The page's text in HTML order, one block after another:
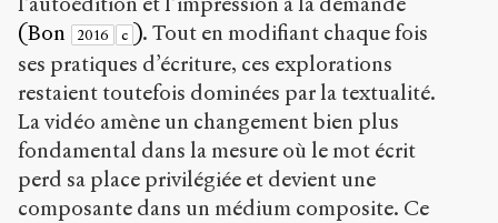
(Bon 2016 c ). Tout en modifiant chaque fois
ses pratiques d’écriture, ces explorations
restaient toutefois dominées par la textualité.
La vidéo amène un changement bien plus
fondamental dans la mesure où le mot écrit
perd sa place privilégiée et devient une
composante dans un médium composite. Ce